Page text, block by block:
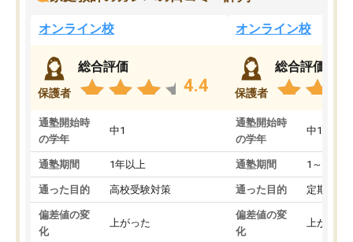
オンライン校
保護者
総合評価
4.4
通塾開始時
の学年
中1
通塾期間 1年以上
通った目的 高校受験対策
偏差値の変
化
上がった
オンライン校
保護者
総合評価
通塾開始時
の学年
中1
通塾期間 1～3ヵ月
通った目的 定期テス
偏差値の変
化
上がった